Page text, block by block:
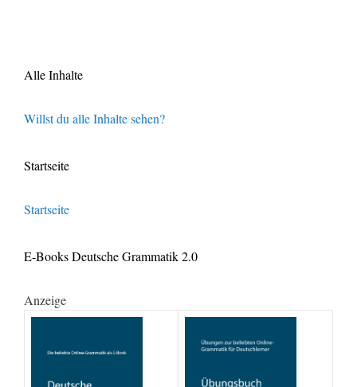
Alle Inhalte
Willst du alle Inhalte sehen?
Startseite
Startseite
E-Books Deutsche Grammatik 2.0
Anzeige